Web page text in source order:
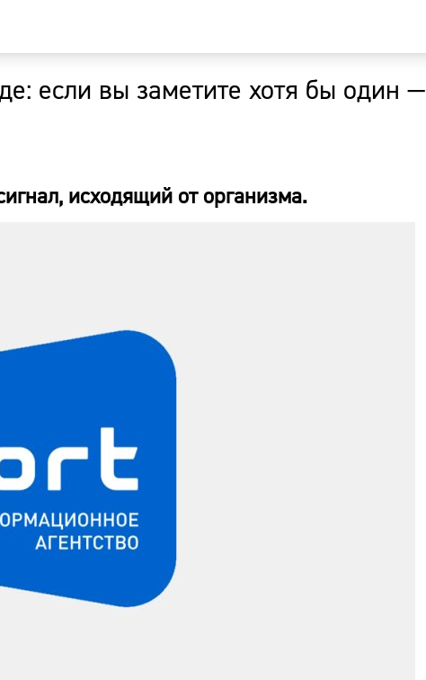
если вы заметите хотя бы один —
исходящий от организма.
Наши гости
Курсы валют